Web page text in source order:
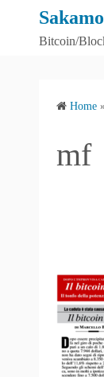
Bitcoin/
Home »
mf